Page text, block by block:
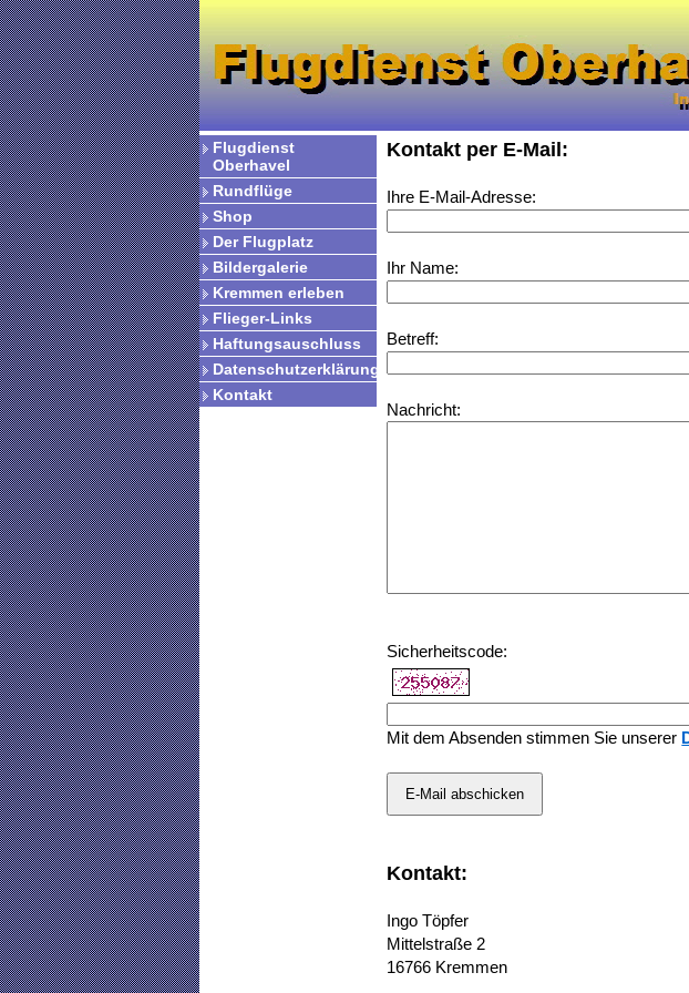
Flugdienst
Oberhavel
Rundflüge
Shop
Der Flugplatz
Bildergalerie
Kremmen erleben
Flieger-Links
Haftungsauschluss
Datenschutzerklärung
Kontakt
Kontakt per E-Mail:
Ihre E-Mail-Adresse:
Ihr Name:
Betreff:
Nachricht:
Sicherheitscode:
Mit dem Absenden stimmen Sie unserer
Kontakt:
Ingo Töpfer
Mittelstraße 2
16766 Kremmen